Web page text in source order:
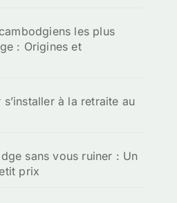
les plus
: Origines et
à la retraite au
sans vous ruiner : Un
prix